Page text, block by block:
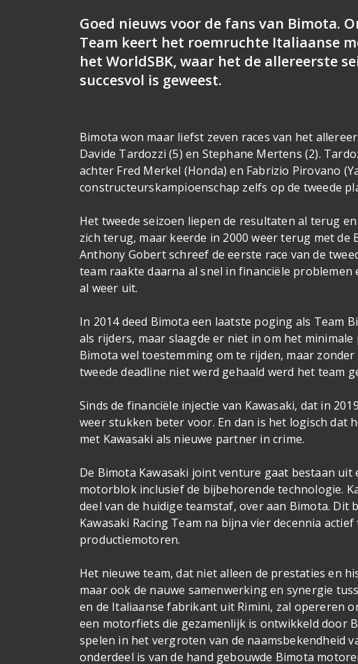
Goed nieuws voor de fans van Bimota.
Team keert het roemruchte Italiaanse
het WorldSBK, waar het de allereerste
succesvol is geweest.
Bimota won maar liefst zeven races van het
Davide Tardozzi (5) en Stephane Mertens (2).
achter Fred Merkel (Honda) en Fabrizio Pirovano
constructeurskampioenschap zelfs op de tweede
Het tweede seizoen liepen de resultaten al terug
zich terug, maar keerde in 2000 weer terug met de
Anthony Gobert schreef de eerste race van de
team raakte daarna al snel in financiële
al weer uit.
In 2014 deed Bimota een laatste poging als Team
als rijders, maar slaagde er niet in om het
Bimota wel toestemming om te rijden, maar
tweede deadline niet werd gehaald werd het team
Sinds de financiële injectie van Kawasaki, dat in
weer stukken beter voor. En dan is het logisch
met Kawasaki als nieuwe partner in crime.
De Bimota Kawasaki joint venture gaat bestaan uit
motorblok inclusief de bijbehorende technologie.
deel van de huidige teamstaf, over aan Bimota.
Kawasaki Racing Team na bijna vier decennia
productiemotoren.
Het nieuwe team, dat niet alleen de prestaties en
maar ook de nauwe samenwerking en synergie
en de Italiaanse fabrikant uit Rimini, zal opereren
een motorfiets die gezamenlijk is ontwikkeld door
spelen in het vergroten van de naamsbekendheid
onderdeel is van de hand gebouwde Bimota